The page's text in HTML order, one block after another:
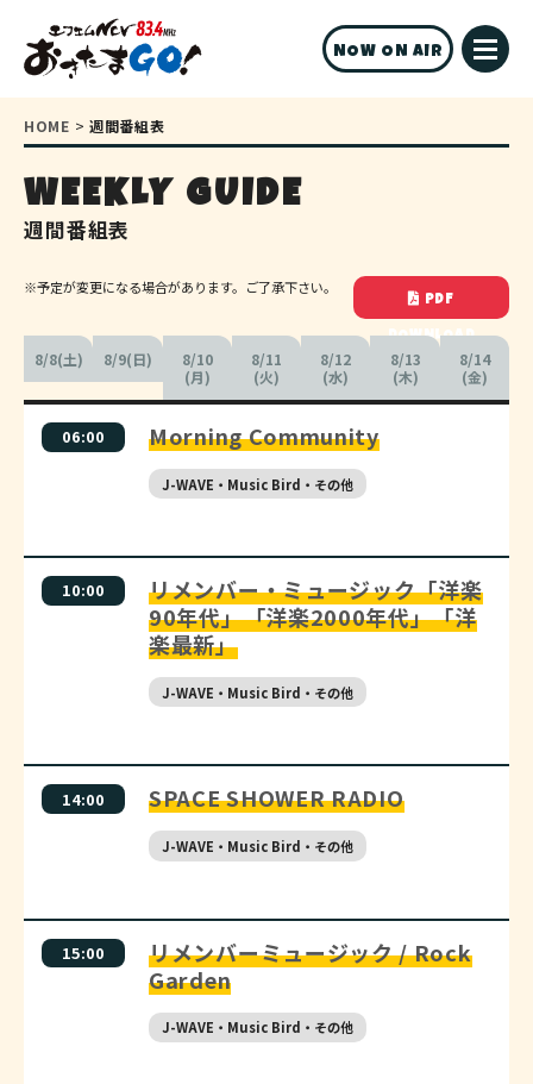
NOW ON AIR
HOME > 週間番組表
WEEKLY GUIDE
週間番組表
※予定が変更になる場合があります。ご了承下さい。
PDF
DOWNLOAD
8/8(土) 8/9(日)
8/10
(月)
8/11
(火)
8/12
(水)
8/13
(木)
8/14
(金)
06:00 Morning Community
J-WAVE・Music Bird・その他
10:00
リメンバー・ミュージック「洋楽
90年代」「洋楽2000年代」「洋
楽最新」
J-WAVE・Music Bird・その他
14:00 SPACE SHOWER RADIO
J-WAVE・Music Bird・その他
15:00
リメンバーミュージック / Rock
Garden
J-WAVE・Music Bird・その他